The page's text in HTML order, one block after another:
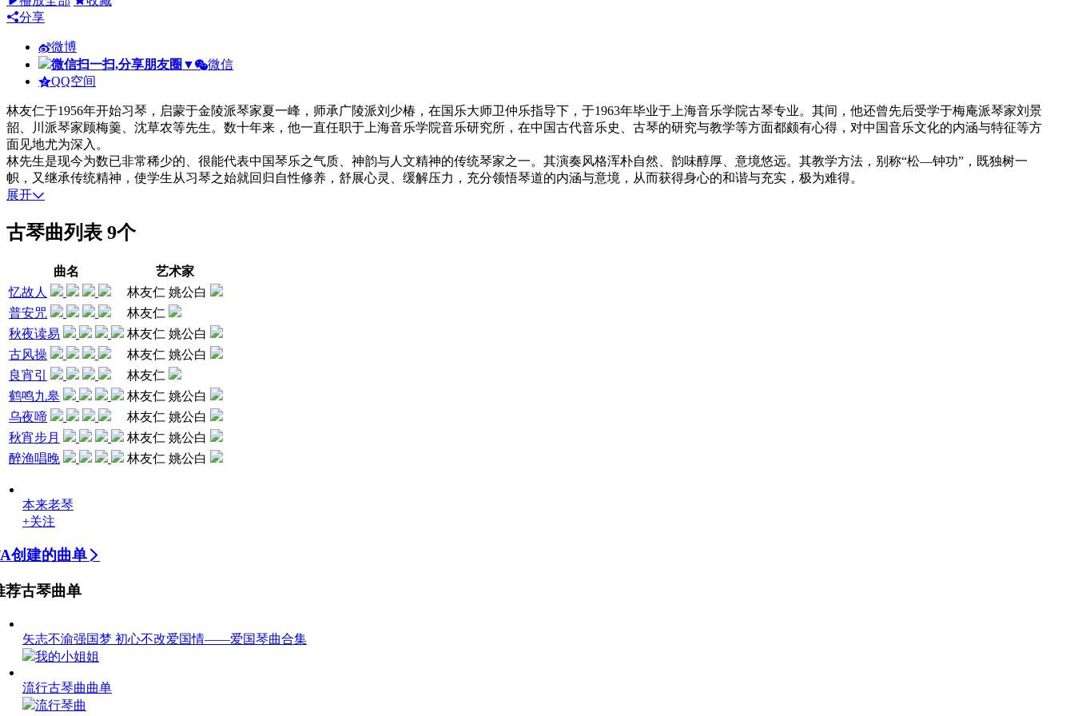
分享
微博
微信扫一扫,分享朋友圈 ▼
微信
QQ空间
林友仁于1956年开始习琴，启蒙于金陵派琴家夏一峰，师承广陵派刘少椿，在国乐大师卫仲乐指导下，于1963年毕业于上海音乐学院古琴专业。其间，他还曾先后受学于梅庵派琴家刘景
韶、川派琴家顾梅羹、沈草农等先生。数十年来，他一直任职于上海音乐学院音乐研究所，在中国古代音乐史、古琴的研究与教学等方面都颇有心得，对中国音乐文化的内涵与特征等方
面见地尤为深入。
林先生是现今为数已非常稀少的、很能代表中国琴乐之气质、神韵与人文精神的传统琴家之一。其演奏风格浑朴自然、韵味醇厚、意境悠远。其教学方法，别称“松—钟功”，既独树一
帜，又继承传统精神，使学生从习琴之始就回归自性修养，舒展心灵、缓解压力，充分领悟琴道的内涵与意境，从而获得身心的和谐与充实，极为难得。
展开
古琴曲列表 9个
曲名
艺术家
忆故人
林友仁 姚公白
普安咒
林友仁
秋夜读易
林友仁 姚公白
古风操
林友仁 姚公白
良宵引
林友仁
鹤鸣九皋
林友仁 姚公白
乌夜啼
林友仁 姚公白
秋宵步月
林友仁 姚公白
醉渔唱晚
林友仁 姚公白
本来老琴
+关注
创建的曲单
荐古琴曲单
矢志不渝强国梦 初心不改爱国情——爱国琴曲合集
我的小姐姐
流行古琴曲曲单
流行琴曲